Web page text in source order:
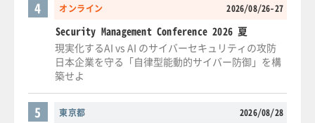
オンライン 2026/08/26-27
4
Security Management Conference 2026 夏
現実化するAI vs AI のサイバーセキュリティの攻防
日本企業を守る「自律型能動的サイバー防御」を構
築せよ
東京都 2026/08/28
5